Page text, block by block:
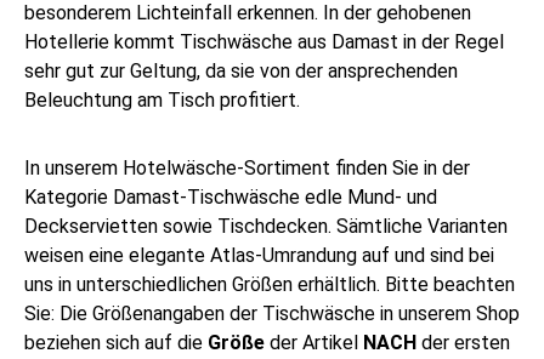
besonderem Lichteinfall erkennen. In der gehobenen
Hotellerie kommt Tischwäsche aus Damast in der Regel
sehr gut zur Geltung, da sie von der ansprechenden
Beleuchtung am Tisch profitiert.
In unserem Hotelwäsche-Sortiment finden Sie in der
Kategorie Damast-Tischwäsche edle Mund- und
Deckservietten sowie Tischdecken. Sämtliche Varianten
weisen eine elegante Atlas-Umrandung auf und sind bei
uns in unterschiedlichen Größen erhältlich. Bitte beachten
Sie: Die Größenangaben der Tischwäsche in unserem Shop
beziehen sich auf die Größe der Artikel NACH der ersten